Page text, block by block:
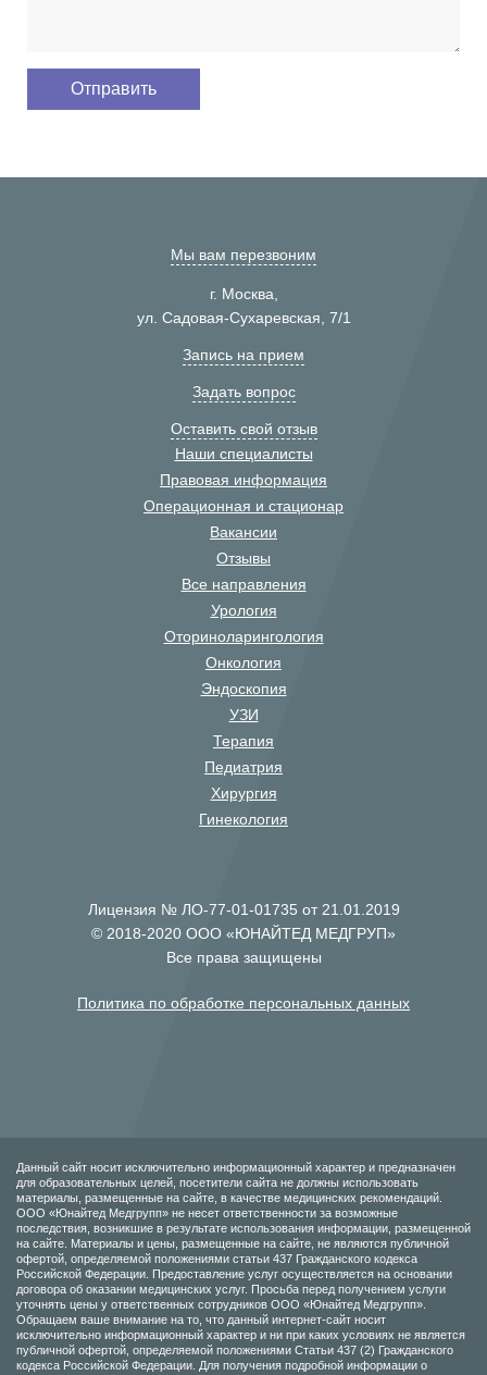
Мы вам перезвоним
г. Москва,
ул. Садовая-Сухаревская, 7/1
Запись на прием
Задать вопрос
Оставить свой отзыв
Наши специалисты
Правовая информация
Операционная и стационар
Вакансии
Отзывы
Все направления
Урология
Оториноларингология
Онкология
Эндоскопия
УЗИ
Терапия
Педиатрия
Хирургия
Гинекология
Лицензия № ЛО-77-01-01735 от 21.01.2019
© 2018-2020 ООО «ЮНАЙТЕД МЕДГРУП»
Все права защищены
Политика по обработке персональных данных
Данный сайт носит исключительно информационный характер и предназначен
для образовательных целей, посетители сайта не должны использовать
материалы, размещенные на сайте, в качестве медицинских рекомендаций.
ООО «Юнайтед Медгрупп» не несет ответственности за возможные
последствия, возникшие в результате использования информации, размещенной
на сайте. Материалы и цены, размещенные на сайте, не являются публичной
офертой, определяемой положениями статьи 437 Гражданского кодекса
Российской Федерации. Предоставление услуг осуществляется на основании
договора об оказании медицинских услуг. Просьба перед получением услуги
уточнять цены у ответственных сотрудников ООО «Юнайтед Медгрупп».
Обращаем ваше внимание на то, что данный интернет-сайт носит
исключительно информационный характер и ни при каких условиях не является
публичной офертой, определяемой положениями Статьи 437 (2) Гражданского
кодекса Российской Федерации. Для получения подробной информации о